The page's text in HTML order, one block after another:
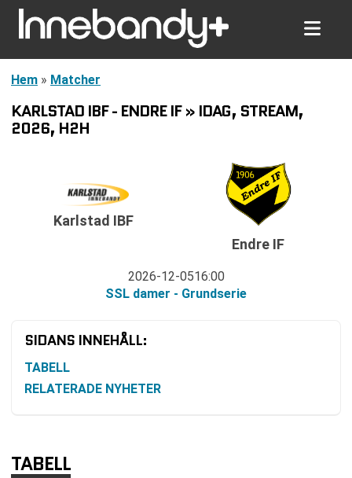
Hem » Matcher
KARLSTAD IBF - ENDRE IF » IDAG, STREAM,
2026, H2H
Karlstad IBF
2026-12-0516:00
SSL damer - Grundserie
Endre IF
SIDANS INNEHÅLL:
TABELL
RELATERADE NYHETER
TABELL